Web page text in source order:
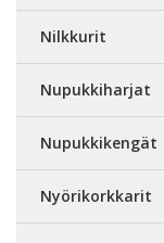
Nilkkurit
Nupukkiharjat
Nupukkikengät
Nyörikorkkarit